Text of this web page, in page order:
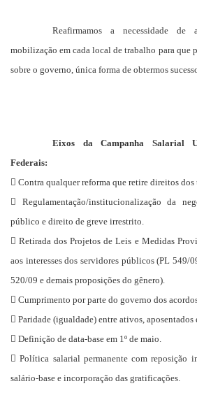
Reafirmamos a necessidade
mobilização em cada local de trabalho para que
sobre o governo, única forma de obtermos
Eixos da Campanha Salarial
Federais:
 Contra qualquer reforma que retire direitos dos
 Regulamentação/institucionalização da
público e direito de greve irrestrito.
 Retirada dos Projetos de Leis e Medidas
aos interesses dos servidores públicos (PL 549/
520/09 e demais proposições do gênero).
 Cumprimento por parte do governo dos
 Paridade (igualdade) entre ativos, aposentados
 Definição de data-base em 1º de maio.
 Política salarial permanente com reposição
salário-base e incorporação das gratificações.